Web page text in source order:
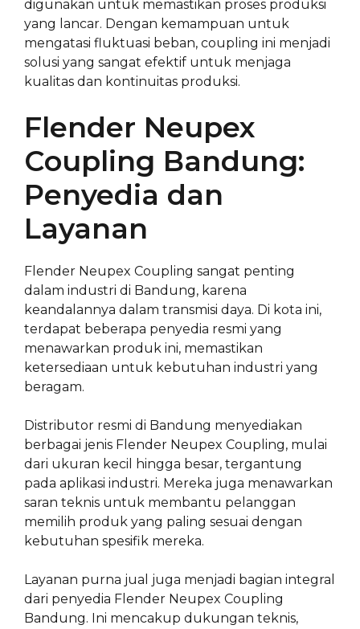
digunakan untuk memastikan proses produksi
yang lancar. Dengan kemampuan untuk
mengatasi fluktuasi beban, coupling ini menjadi
solusi yang sangat efektif untuk menjaga
kualitas dan kontinuitas produksi.
Flender Neupex
Coupling Bandung:
Penyedia dan
Layanan
Flender Neupex Coupling sangat penting
dalam industri di Bandung, karena
keandalannya dalam transmisi daya. Di kota ini,
terdapat beberapa penyedia resmi yang
menawarkan produk ini, memastikan
ketersediaan untuk kebutuhan industri yang
beragam.
Distributor resmi di Bandung menyediakan
berbagai jenis Flender Neupex Coupling, mulai
dari ukuran kecil hingga besar, tergantung
pada aplikasi industri. Mereka juga menawarkan
saran teknis untuk membantu pelanggan
memilih produk yang paling sesuai dengan
kebutuhan spesifik mereka.
Layanan purna jual juga menjadi bagian integral
dari penyedia Flender Neupex Coupling
Bandung. Ini mencakup dukungan teknis,